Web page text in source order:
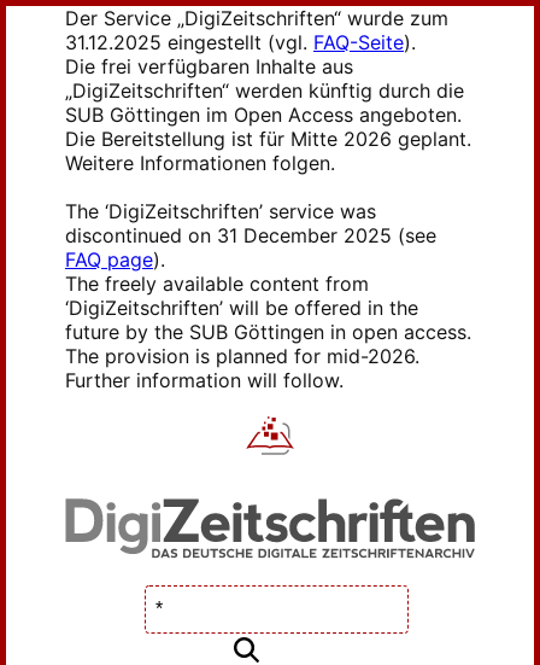
Der Service „DigiZeitschriften“ wurde zum
31.12.2025 eingestellt (vgl. FAQ-Seite).
Die frei verfügbaren Inhalte aus
„DigiZeitschriften“ werden künftig durch die
SUB Göttingen im Open Access angeboten.
Die Bereitstellung ist für Mitte 2026 geplant.
Weitere Informationen folgen.
The ‘DigiZeitschriften’ service was
discontinued on 31 December 2025 (see
FAQ page).
The freely available content from
‘DigiZeitschriften’ will be offered in the
future by the SUB Göttingen in open access.
The provision is planned for mid-2026.
Further information will follow.